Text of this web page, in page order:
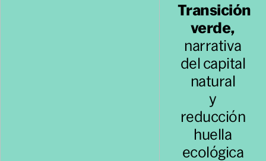
Transición
verde,
narrativa
del capital
natural
y
reducción
huella
ecológica